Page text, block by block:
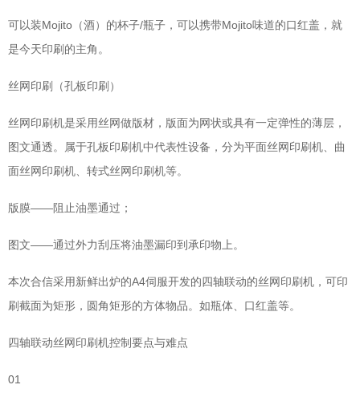
可以装Mojito（酒）的杯子/瓶子，可以携带Mojito味道的口红盖，就
是今天印刷的主角。
丝网印刷（孔板印刷）
丝网印刷机是采用丝网做版材，版面为网状或具有一定弹性的薄层，
图文通透。属于孔板印刷机中代表性设备，分为平面丝网印刷机、曲
面丝网印刷机、转式丝网印刷机等。
版膜——阻止油墨通过；
图文——通过外力刮压将油墨漏印到承印物上。
本次合信采用新鲜出炉的A4伺服开发的四轴联动的丝网印刷机，可印
刷截面为矩形，圆角矩形的方体物品。如瓶体、口红盖等。
四轴联动丝网印刷机控制要点与难点
01